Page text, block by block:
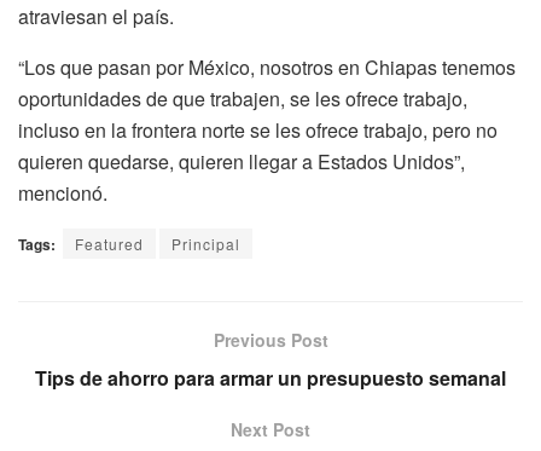
atraviesan el país.
“Los que pasan por México, nosotros en Chiapas tenemos
oportunidades de que trabajen, se les ofrece trabajo,
incluso en la frontera norte se les ofrece trabajo, pero no
quieren quedarse, quieren llegar a Estados Unidos”,
mencionó.
Tags: Featured Principal
Previous Post
Tips de ahorro para armar un presupuesto semanal
Next Post